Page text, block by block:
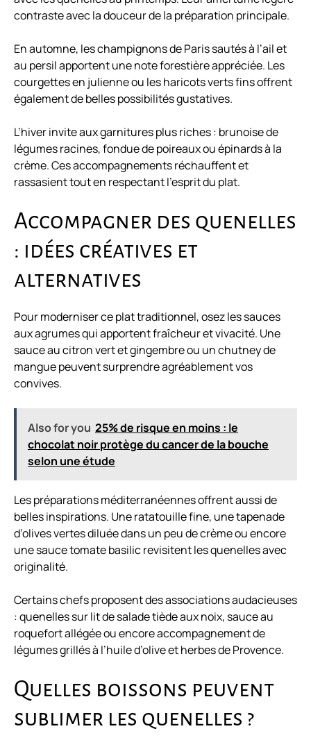
contraste avec la douceur de la préparation principale.
En automne, les champignons de Paris sautés à l’ail et
au persil apportent une note forestière appréciée. Les
courgettes en julienne ou les haricots verts fins offrent
également de belles possibilités gustatives.
L’hiver invite aux garnitures plus riches : brunoise de
légumes racines, fondue de poireaux ou épinards à la
crème. Ces accompagnements réchauffent et
rassasient tout en respectant l’esprit du plat.
Accompagner des quenelles
: idées créatives et
alternatives
Pour moderniser ce plat traditionnel, osez les sauces
aux agrumes qui apportent fraîcheur et vivacité. Une
sauce au citron vert et gingembre ou un chutney de
mangue peuvent surprendre agréablement vos
convives.
Also for you 25% de risque en moins : le
chocolat noir protège du cancer de la bouche
selon une étude
Les préparations méditerranéennes offrent aussi de
belles inspirations. Une ratatouille fine, une tapenade
d’olives vertes diluée dans un peu de crème ou encore
une sauce tomate basilic revisitent les quenelles avec
originalité.
Certains chefs proposent des associations audacieuses
: quenelles sur lit de salade tiède aux noix, sauce au
roquefort allégée ou encore accompagnement de
légumes grillés à l’huile d’olive et herbes de Provence.
Quelles boissons peuvent
sublimer les quenelles ?